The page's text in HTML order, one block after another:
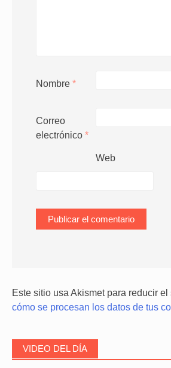
Nombre *
Correo
electrónico *
Web
Este sitio usa Akismet para reducir el
cómo se procesan los datos de tus
VIDEO DEL DÍA